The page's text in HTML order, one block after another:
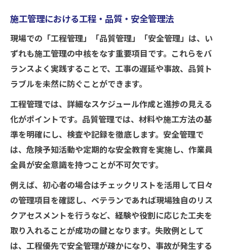
施工管理における工程・品質・安全管理法
現場での「工程管理」「品質管理」「安全管理」は、い
ずれも施工管理の中核をなす重要項目です。これらをバ
ランスよく実践することで、工事の遅延や事故、品質ト
ラブルを未然に防ぐことができます。
工程管理では、詳細なスケジュール作成と進捗の見える
化がポイントです。品質管理では、材料や施工方法の基
準を明確にし、検査や記録を徹底します。安全管理で
は、危険予知活動や定期的な安全教育を実施し、作業員
全員が安全意識を持つことが不可欠です。
例えば、初心者の場合はチェックリストを活用して日々
の管理項目を確認し、ベテランであれば現場独自のリス
クアセスメントを行うなど、経験や役割に応じた工夫を
取り入れることが成功の鍵となります。失敗例として
は、工程優先で安全管理が疎かになり、事故が発生する